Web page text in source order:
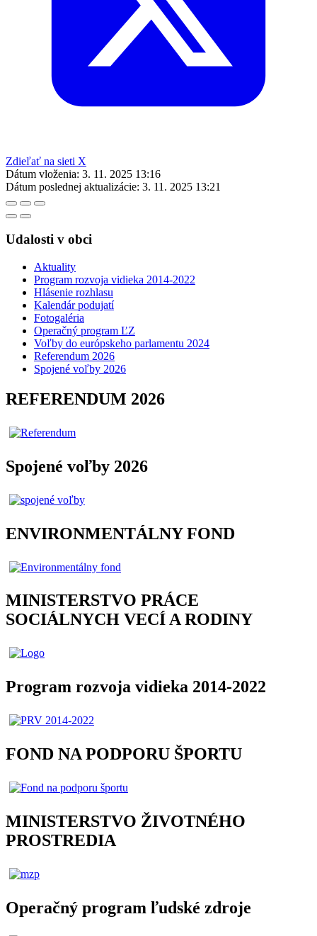
Zdieľať na sieti X
Dátum vloženia: 3. 11. 2025 13:16
Dátum poslednej aktualizácie: 3. 11. 2025 13:21
Udalosti v obci
Aktuality
Program rozvoja vidieka 2014-2022
Hlásenie rozhlasu
Kalendár podujatí
Fotogaléria
Operačný program ĽZ
Voľby do európskeho parlamentu 2024
Referendum 2026
Spojené voľby 2026
REFERENDUM 2026
Spojené voľby 2026
ENVIRONMENTÁLNY FOND
MINISTERSTVO PRÁCE
SOCIÁLNYCH VECÍ A RODINY
Program rozvoja vidieka 2014-2022
FOND NA PODPORU ŠPORTU
MINISTERSTVO ŽIVOTNÉHO
PROSTREDIA
Operačný program ľudské zdroje